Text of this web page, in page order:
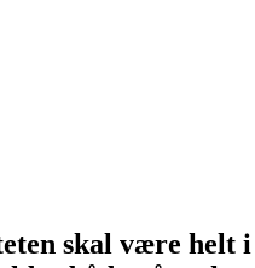
skal være helt i